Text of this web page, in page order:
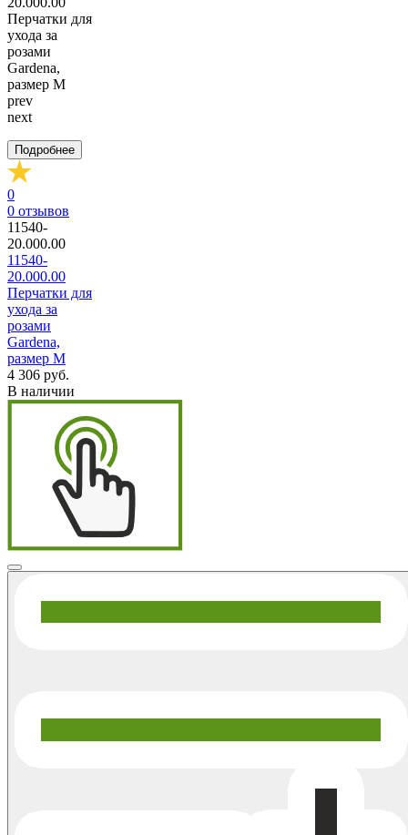
prev
next
Подробнее
0
0 отзывов
11540-
20.000.00
11540-
20.000.00
Перчатки для
ухода за
розами
Gardena,
размер M
4 306 руб.
В наличии